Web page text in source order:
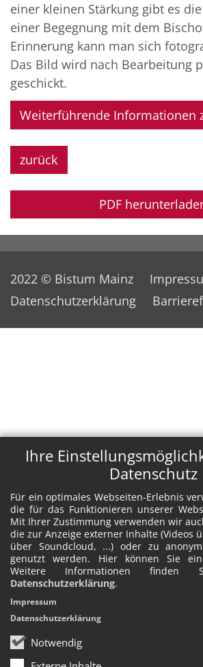
Ihre
Datenschutz
Für ein optimales Webseiten-Erlebnis
die für das Funktionieren unserer
Mit Ihrer Zustimmung verwenden wir
die zur Anzeige externer Inhalte (Videos
über Soundcloud, ...) oder zu
genutzt werden. Hier können Sie
Weitere Informationen
Datenschutzerklärung.
Notwendig
Impressum
Datenschutzerklärung
einer kleinen Stärkung gibt es
einer Begegnung mit dem
Erinnerung kann man sich
Das Bild wird nach Bearbeitung
geschickt.
Weiterführende Informationen
zurück
PDF
2022 © Bistum Mainz
Datenschutzerklärung